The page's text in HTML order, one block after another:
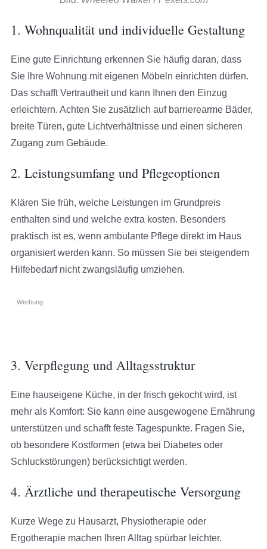
1. Wohnqualität und individuelle Gestaltung
Eine gute Einrichtung erkennen Sie häufig daran, dass
Sie Ihre Wohnung mit eigenen Möbeln einrichten dürfen.
Das schafft Vertrautheit und kann Ihnen den Einzug
erleichtern. Achten Sie zusätzlich auf barrierearme Bäder,
breite Türen, gute Lichtverhältnisse und einen sicheren
Zugang zum Gebäude.
2. Leistungsumfang und Pflegeoptionen
Klären Sie früh, welche Leistungen im Grundpreis
enthalten sind und welche extra kosten. Besonders
praktisch ist es, wenn ambulante Pflege direkt im Haus
organisiert werden kann. So müssen Sie bei steigendem
Hilfebedarf nicht zwangsläufig umziehen.
Werbung
3. Verpflegung und Alltagsstruktur
Eine hauseigene Küche, in der frisch gekocht wird, ist
mehr als Komfort: Sie kann eine ausgewogene Ernährung
unterstützen und schafft feste Tagespunkte. Fragen Sie,
ob besondere Kostformen (etwa bei Diabetes oder
Schluckstörungen) berücksichtigt werden.
4. Ärztliche und therapeutische Versorgung
Kurze Wege zu Hausarzt, Physiotherapie oder
Ergotherapie machen Ihren Alltag spürbar leichter.